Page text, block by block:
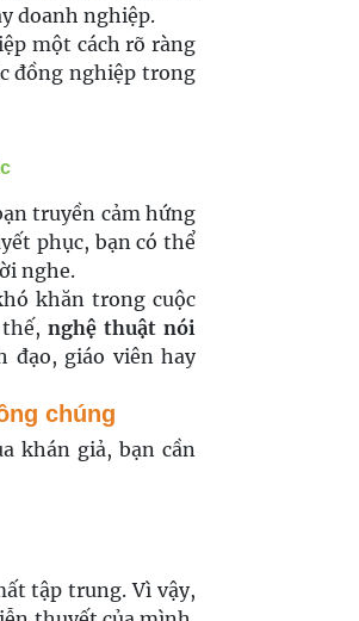
doanh nghiệp.
một cách rõ ràng
đồng nghiệp trong
truyền cảm hứng
phục, bạn có thể
nghe.
khăn trong cuộc
nghệ thuật nói
đạo, giáo viên hay
chúng
khán giả, bạn cần
tập trung. Vì vậy,